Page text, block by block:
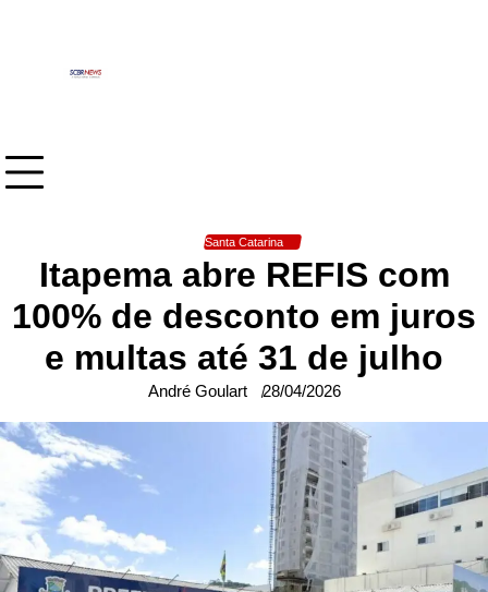
Santa Catarina
Itapema abre REFIS com
100% de desconto em juros
e multas até 31 de julho
André Goulart 28/04/2026